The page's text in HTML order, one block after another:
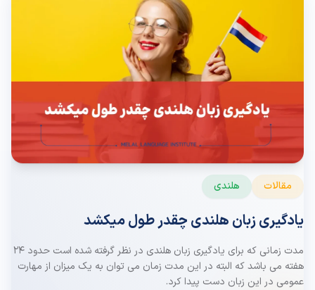
مقالات هلندی
یادگیری زبان هلندی چقدر طول میکشد
مدت زمانی که برای یادگیری زبان هلندی در نظر گرفته شده است حدود ۲۴
هفته می باشد که البته در این مدت زمان می توان به یک میزان از مهارت
عمومی در این زبان دست پیدا کرد.